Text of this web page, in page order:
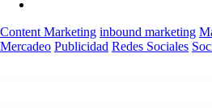
Content Marketing inbound marketing
Mercadeo Publicidad Redes Sociales